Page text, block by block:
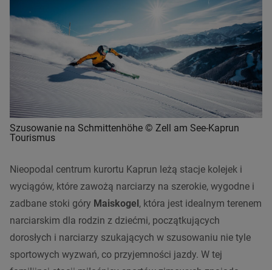
Szusowanie na Schmittenhöhe © Zell am See-Kaprun
Tourismus
Nieopodal centrum kurortu Kaprun leżą stacje kolejek i
wyciągów, które zawożą narciarzy na szerokie, wygodne i
zadbane stoki góry Maiskogel , która jest idealnym terenem
narciarskim dla rodzin z dziećmi, początkujących
dorosłych i narciarzy szukających w szusowaniu nie tyle
sportowych wyzwań, co przyjemności jazdy. W tej